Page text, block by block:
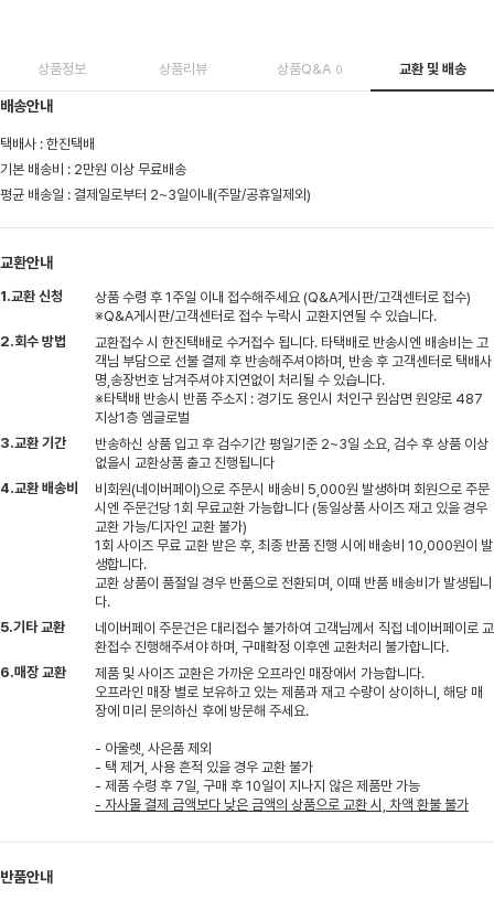
상품정보 상품리뷰 상품Q&A 0 교환 및 배송
배송안내
택배사 : 한진택배
기본 배송비 : 2만원 이상 무료배송
평균 배송일 : 결제일로부터 2~3일이내(주말/공휴일제외)
교환안내
1.교환 신청
상품 수령 후 1주일 이내 접수해주세요 (Q&A게시판/고객센터로 접수)
※Q&A게시판/고객센터로 접수 누락시 교환지연될 수 있습니다.
2.회수 방법
교환접수 시 한진택배로 수거접수 됩니다. 타택배로 반송시엔 배송비는 고
객님 부담으로 선불 결제 후 반송해주셔야하며, 반송 후 고객센터로 택배사
명,송장번호 남겨주셔야 지연없이 처리될 수 있습니다.
※타택배 반송시 반품 주소지 : 경기도 용인시 처인구 원삼면 원양로 487
지상1층 엠글로벌
3.교환 기간
반송하신 상품 입고 후 검수기간 평일기준 2~3일 소요, 검수 후 상품 이상
없을시 교환상품 출고 진행됩니다
4.교환 배송비
비회원(네이버페이)으로 주문시 배송비 5,000원 발생하며 회원으로 주문
시엔 주문건당 1회 무료교환 가능합니다 (동일상품 사이즈 재고 있을 경우
교환 가능/디자인 교환 불가)
1회 사이즈 무료 교환 받은 후, 최종 반품 진행 시에 배송비 10,000원이 발
생합니다.
교환 상품이 품절일 경우 반품으로 전환되며, 이때 반품 배송비가 발생됩니
다.
5.기타 교환
네이버페이 주문건은 대리접수 불가하여 고객님께서 직접 네이버페이로 교
환접수 진행해주셔야 하며, 구매확정 이후엔 교환처리 불가합니다.
6.매장 교환
제품 및 사이즈 교환은 가까운 오프라인 매장에서 가능합니다.
오프라인 매장 별로 보유하고 있는 제품과 재고 수량이 상이하니, 해당 매
장에 미리 문의하신 후에 방문해 주세요.
- 아울렛, 사은품 제외
- 택 제거, 사용 흔적 있을 경우 교환 불가
- 제품 수령 후 7일, 구매 후 10일이 지나지 않은 제품만 가능
- 자사몰 결제 금액보다 낮은 금액의 상품으로 교환 시, 차액 환불 불가
반품안내